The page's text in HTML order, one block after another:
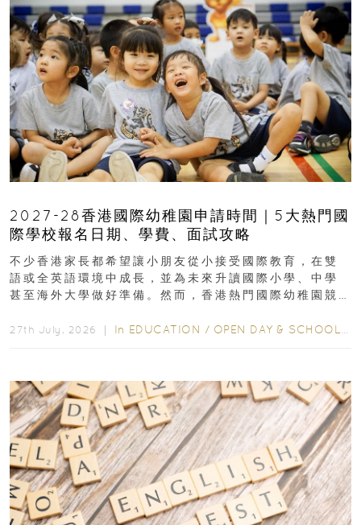
2027-28香港國際幼稚園申請時間｜5大熱門國
際學校報名日期、學費、面試攻略
不少香港家長都希望讓小朋友從小接受國際教育，在雙
語或全英語環境中成長，並為未來升讀國際小學、中學
甚至海外大學做好準備。然而，香港熱門國際幼稚園競
27th July, 2026 ｜ In EDUCATION / OPEN DAY & SCHOOL EVENTS